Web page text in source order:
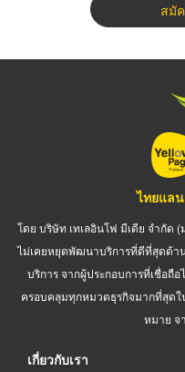
สมั
ไทยแลน
โดย บริษัท เทเลอินโฟ มีเดีย จำกัด
ไม่เคยหยุดพัฒนาบริการที่ดีที่สุดด้า
บริการ จากผู้ประกอบการที่เชื่อถื
ครอบคลุมทุกหมวดธุรกิจมากที่สุดใ
หมาย จ
เกี่ยวกับเรา